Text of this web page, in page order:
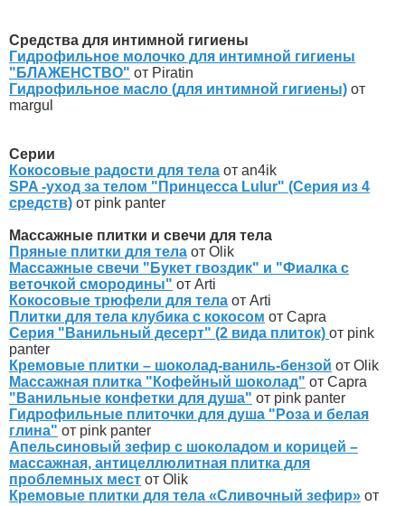
Средства для интимной гигиены
Гидрофильное молочко для интимной гигиены
"БЛАЖЕНСТВО" от Piratin
Гидрофильное масло (для интимной гигиены) от
margul
Серии
Кокосовые радости для тела от an4ik
SPA -уход за телом "Принцесса Lulur" (Серия из 4
средств) от pink panter
Массажные плитки и свечи для тела
Пряные плитки для тела от Olik
Массажные свечи "Букет гвоздик" и "Фиалка с
веточкой смородины" от Arti
Кокосовые трюфели для тела от Arti
Плитки для тела клубика с кокосом от Capra
Серия "Ванильный десерт" (2 вида плиток) от pink
panter
Кремовые плитки – шоколад-ваниль-бензой от Olik
Массажная плитка "Кофейный шоколад" от Capra
"Ванильные конфетки для душа" от pink panter
Гидрофильные плиточки для душа "Роза и белая
глина" от pink panter
Апельсиновый зефир с шоколадом и корицей –
массажная, антицеллюлитная плитка для
проблемных мест от Olik
Кремовые плитки для тела «Сливочный зефир» от